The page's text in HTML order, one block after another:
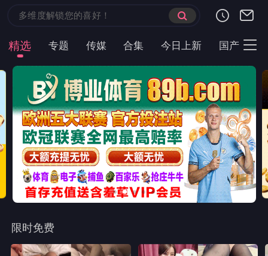
精选 专题 传媒 合集 今日上新 国产
限时免费